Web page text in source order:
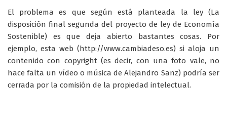
El problema es que según está planteada la ley (La
disposición final segunda del proyecto de ley de Economía
Sostenible) es que deja abierto bastantes cosas. Por
ejemplo, esta web (http://www.cambiadeso.es) si aloja un
contenido con copyright (es decir, con una foto vale, no
hace falta un vídeo o música de Alejandro Sanz) podría ser
cerrada por la comisión de la propiedad intelectual.